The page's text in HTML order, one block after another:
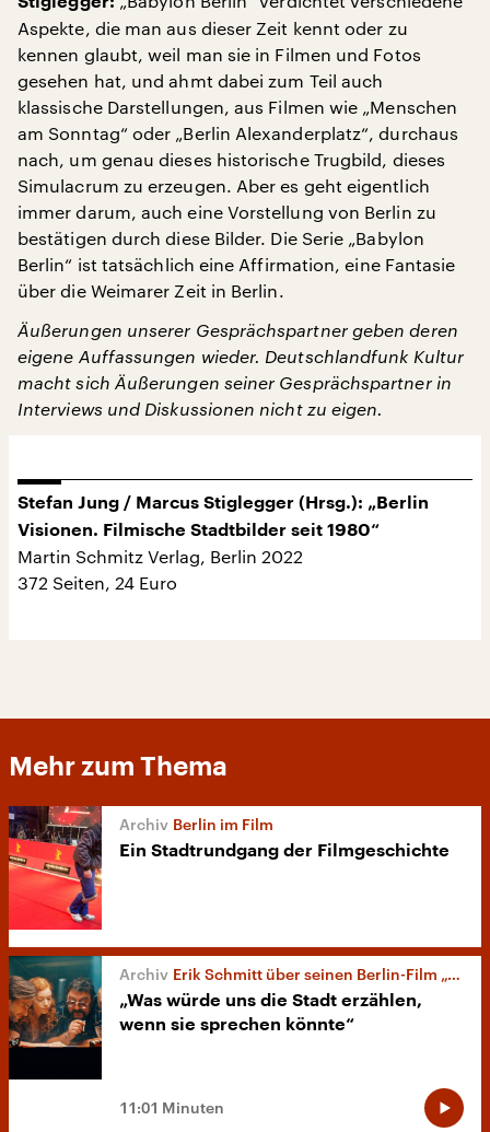
Aspekte, die man aus dieser Zeit kennt oder zu
kennen glaubt, weil man sie in Filmen und Fotos
gesehen hat, und ahmt dabei zum Teil auch
klassische Darstellungen, aus Filmen wie „Menschen
am Sonntag“ oder „Berlin Alexanderplatz“, durchaus
nach, um genau dieses historische Trugbild, dieses
Simulacrum zu erzeugen. Aber es geht eigentlich
immer darum, auch eine Vorstellung von Berlin zu
bestätigen durch diese Bilder. Die Serie „Babylon
Berlin“ ist tatsächlich eine Affirmation, eine Fantasie
über die Weimarer Zeit in Berlin.
Äußerungen unserer Gesprächspartner geben deren
eigene Auffassungen wieder. Deutschlandfunk Kultur
macht sich Äußerungen seiner Gesprächspartner in
Interviews und Diskussionen nicht zu eigen.
Stefan Jung / Marcus Stiglegger (Hrsg.): „Berlin
Visionen. Filmische Stadtbilder seit 1980“
Martin Schmitz Verlag, Berlin 2022
372 Seiten, 24 Euro
Mehr zum Thema
Berlin im Film
Ein Stadtrundgang der Filmgeschichte
Erik Schmitt über seinen Berlin-Film „Cleo“
„Was würde uns die Stadt erzählen,
wenn sie sprechen könnte“
11:01 Minuten